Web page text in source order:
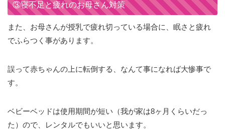
③寝不足と疲れのお母さん対策
また、お母さんが授乳で疲れ切っている場合に、眠さと疲れ
でふらつく事があります。
誤って赤ちゃんの上に転倒する、なんて事になれば大惨事で
す。
ベビーベッドは使用期間が短い（我が家は8ヶ月くらいだっ
た）ので、レンタルでもいいと思います。